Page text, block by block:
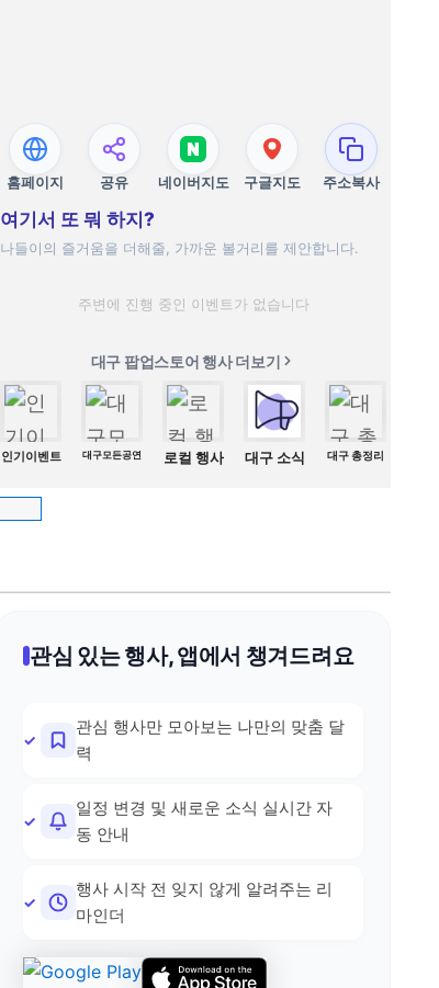
홈페이지 공유 네이버지도 구글지도 주소복사
여기서 또 뭐 하지?
나들이의 즐거움을 더해줄, 가까운 볼거리를 제안합니다.
주변에 진행 중인 이벤트가 없습니다
대구 팝업스토어 행사 더보기
인기이벤트 대구모든공연 로컬 행사 대구 소식 대구 총정리
관심 있는 행사, 앱에서 챙겨드려요
관심 행사만 모아보는 나만의 맞춤 달
력
일정 변경 및 새로운 소식 실시간 자
동 안내
행사 시작 전 잊지 않게 알려주는 리
마인더